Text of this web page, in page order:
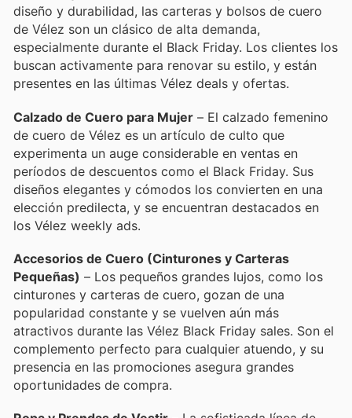
diseño y durabilidad, las carteras y bolsos de cuero
de Vélez son un clásico de alta demanda,
especialmente durante el Black Friday. Los clientes los
buscan activamente para renovar su estilo, y están
presentes en las últimas Vélez deals y ofertas.
Calzado de Cuero para Mujer – El calzado femenino
de cuero de Vélez es un artículo de culto que
experimenta un auge considerable en ventas en
períodos de descuentos como el Black Friday. Sus
diseños elegantes y cómodos los convierten en una
elección predilecta, y se encuentran destacados en
los Vélez weekly ads.
Accesorios de Cuero (Cinturones y Carteras
Pequeñas) – Los pequeños grandes lujos, como los
cinturones y carteras de cuero, gozan de una
popularidad constante y se vuelven aún más
atractivos durante las Vélez Black Friday sales. Son el
complemento perfecto para cualquier atuendo, y su
presencia en las promociones asegura grandes
oportunidades de compra.